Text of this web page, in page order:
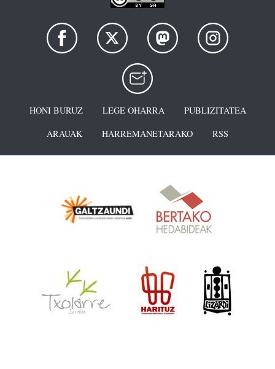
HONI BURUZ LEGE OHARRA
PUBLIZITATEA
ARAUAK
HARREMANETARAKO RSS